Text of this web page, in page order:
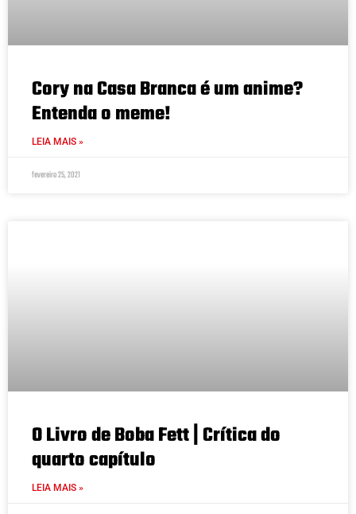
Cory na Casa Branca é um anime?
Entenda o meme!
LEIA MAIS »
fevereiro 25, 2021
O Livro de Boba Fett | Crítica do
quarto capítulo
LEIA MAIS »